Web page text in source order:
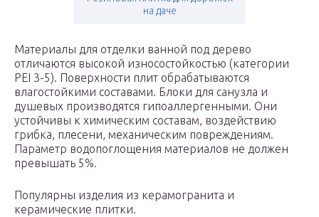
на даче
Материалы для отделки ванной под дерево
отличаются высокой износостойкостью (категории
PEI 3-5). Поверхности плит обрабатываются
влагостойкими составами. Блоки для санузла и
душевых производятся гипоаллергенными. Они
устойчивы к химическим составам, воздействию
грибка, плесени, механическим повреждениям.
Параметр водопоглощения материалов не должен
превышать 5%.
Популярны изделия из керамогранита и
керамические плитки.